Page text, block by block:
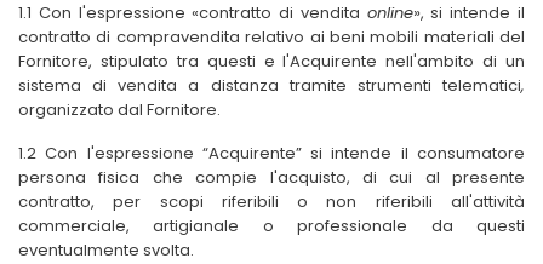
1.1 Con l'espressione «contratto di vendita online», si intende il
contratto di compravendita relativo ai beni mobili materiali del
Fornitore, stipulato tra questi e l'Acquirente nell'ambito di un
sistema di vendita a distanza tramite strumenti telematici,
organizzato dal Fornitore.
1.2 Con l'espressione “Acquirente” si intende il consumatore
persona fisica che compie l'acquisto, di cui al presente
contratto, per scopi riferibili o non riferibili all'attività
commerciale, artigianale o professionale da questi
eventualmente svolta.